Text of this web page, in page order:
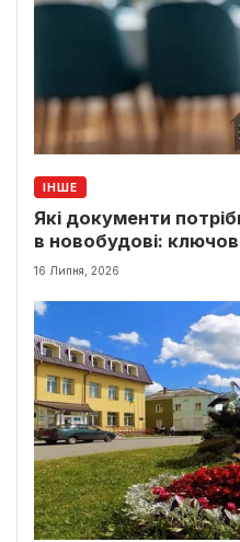
ІНШЕ
Які документи
в новобудові:
16 Липня, 2026